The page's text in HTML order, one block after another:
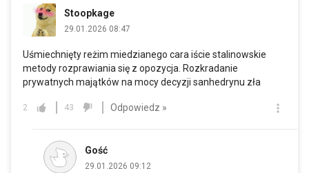
Stoopkage
29.01.2026 08:47
Uśmiechnięty reżim miedzianego cara iście stalinowskie
metody rozprawiania się z opozycja. Rozkradanie
prywatnych majątków na mocy decyzji sanhedrynu zła
2 43 Odpowiedz »
Gość
29.01.2026 09:12